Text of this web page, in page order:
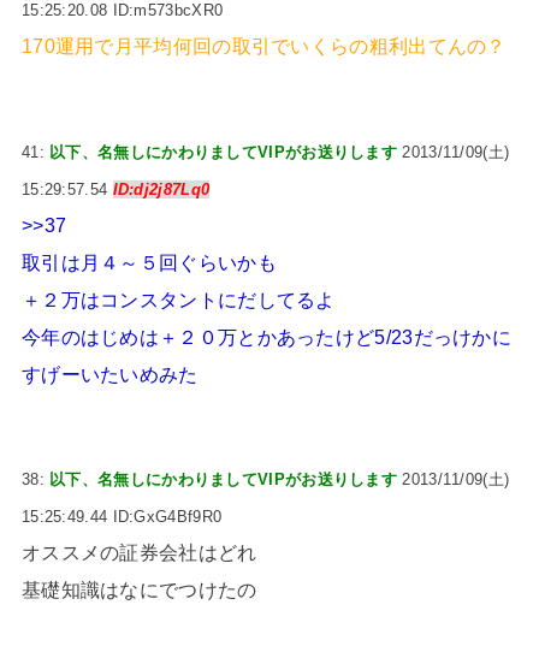
15:25:20.08 ID:m573bcXR0
170運用で月平均何回の取引でいくらの粗利出てんの？
41: 以下、名無しにかわりましてVIPがお送りします 2013/11/09(土)
15:29:57.54 ID:dj2j87Lq0
>>37
取引は月４～５回ぐらいかも
＋２万はコンスタントにだしてるよ
今年のはじめは＋２０万とかあったけど5/23だっけかに
すげーいたいめみた
38: 以下、名無しにかわりましてVIPがお送りします 2013/11/09(土)
15:25:49.44 ID:GxG4Bf9R0
オススメの証券会社はどれ
基礎知識はなにでつけたの